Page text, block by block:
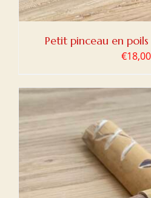
Petit pinceau en
€18,00